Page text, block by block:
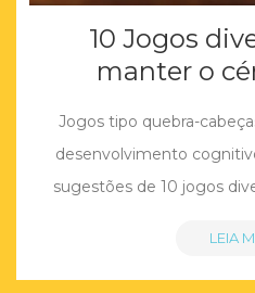
10 Jogos
manter o
Jogos tipo quebra-
desenvolvimento
sugestões de 10 jogos
LEIA